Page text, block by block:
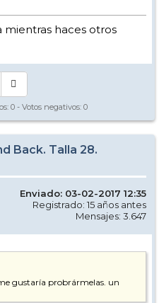
mientras haces otros
0 - Votos negativos: 0
Back. Talla 28.
Enviado: 03-02-2017 12:35
Registrado: 15 años antes
Mensajes: 3.647
gustaría probrármelas. un